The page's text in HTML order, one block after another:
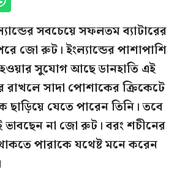
সবচেয়ে সফলতম ব্যাটারের
জো রুট। ইংল্যান্ডের পাশাপাশি
সুযোগ আছে ডানহাতি এই
রাখলে সাদা পোশাকের ক্রিকেটে
ছাড়িয়ে যেতে পারেন তিনি। তবে
না জো রুট। বরং শচীনের
পারাকে যথেষ্ট মনে করেন